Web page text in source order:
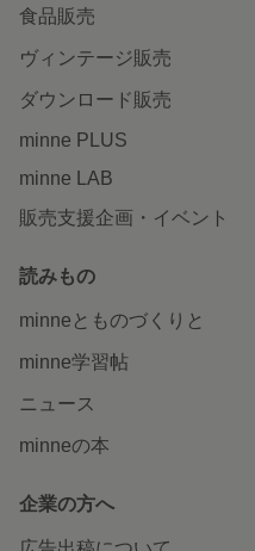
食品販売
ヴィンテージ販売
ダウンロード販売
minne PLUS
minne LAB
販売支援企画・イベント
読みもの
minneとものづくりと
minne学習帖
ニュース
minneの本
企業の方へ